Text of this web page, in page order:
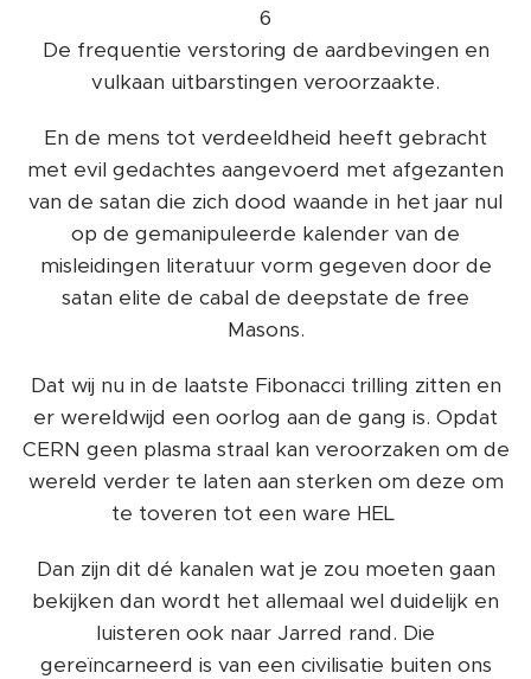
6
De frequentie verstoring de aardbevingen en
vulkaan uitbarstingen veroorzaakte.
En de mens tot verdeeldheid heeft gebracht
met evil gedachtes aangevoerd met afgezanten
van de satan die zich dood waande in het jaar nul
op de gemanipuleerde kalender van de
misleidingen literatuur vorm gegeven door de
satan elite de cabal de deepstate de free
Masons.
Dat wij nu in de laatste Fibonacci trilling zitten en
er wereldwijd een oorlog aan de gang is. Opdat
CERN geen plasma straal kan veroorzaken om de
wereld verder te laten aan sterken om deze om
te toveren tot een ware HEL‼️
Dan zijn dit dé kanalen wat je zou moeten gaan
bekijken dan wordt het allemaal wel duidelijk en
luisteren ook naar Jarred rand. Die
gereïncarneerd is van een civilisatie buiten ons